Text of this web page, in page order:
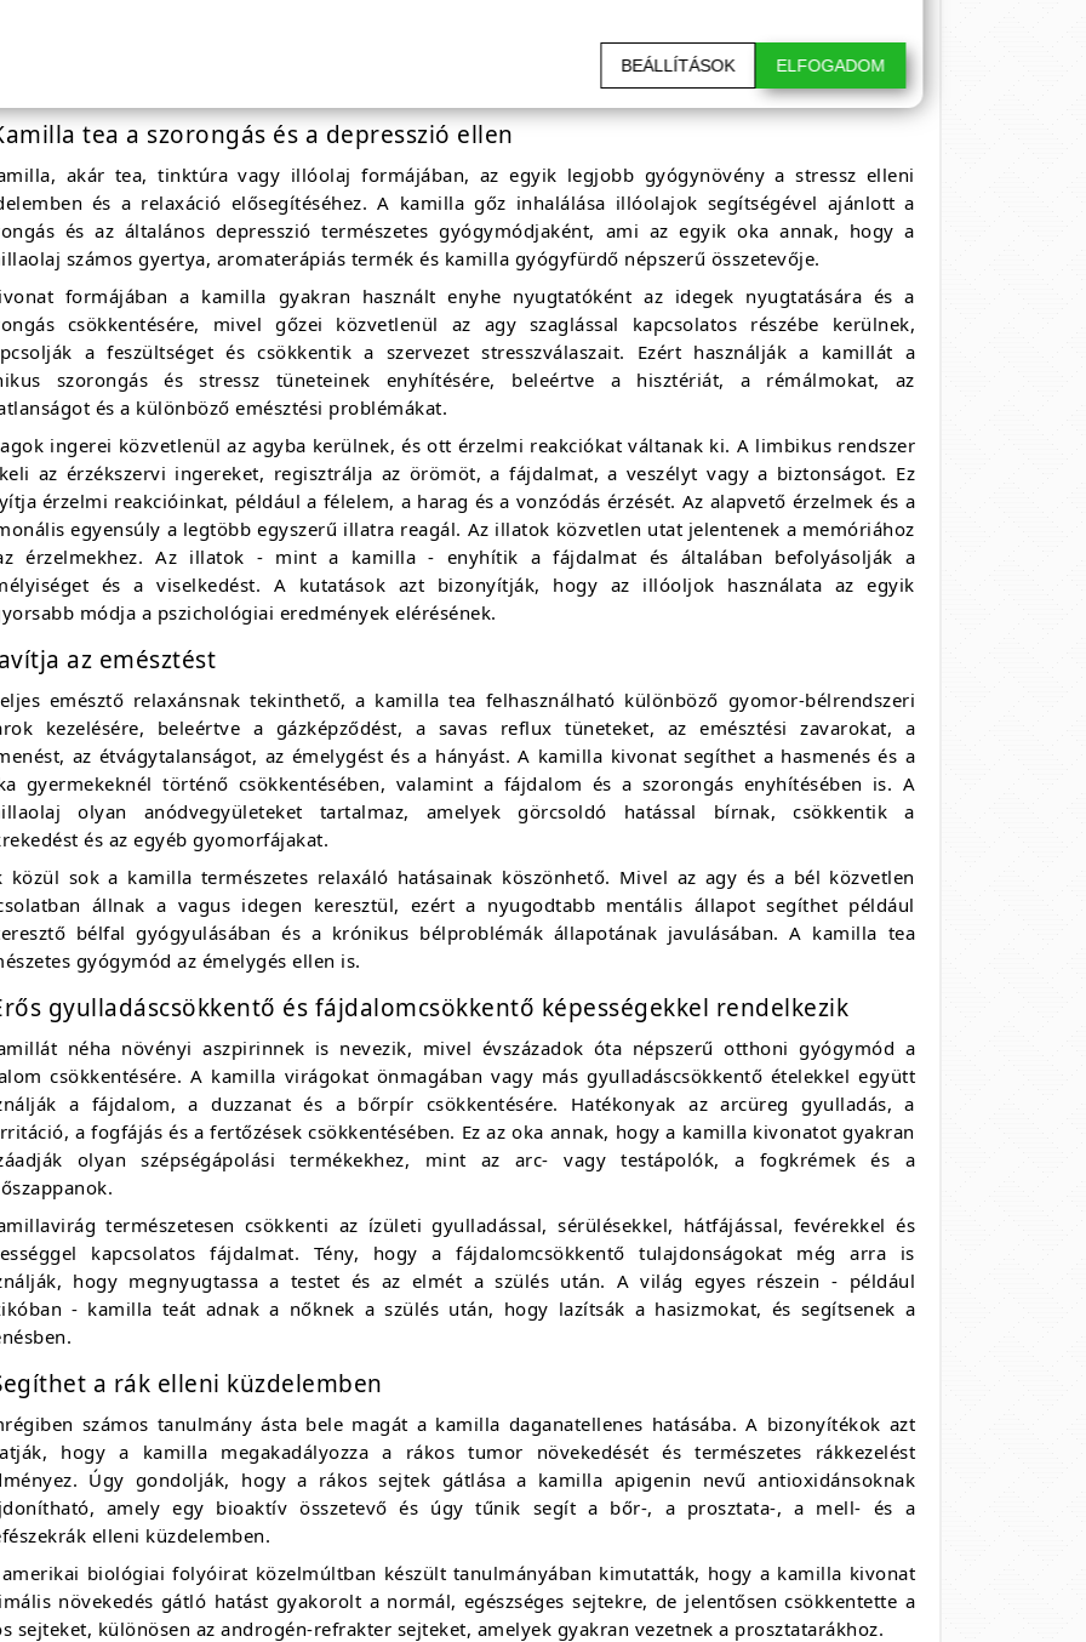
járnak, a hangulati ingadozások alacsonyabb számával, csökkent fájdalommal és
és egészségesebb bőrrel, hajjal, körmökkel, fogakkal és szemekkel.
tea a szorongás és a depresszió ellen
akár tea, tinktúra vagy illóolaj formájában, az egyik legjobb gyógynövény a stressz elleni
és a relaxáció elősegítéséhez. A kamilla gőz inhalálása illóolajok segítségével ajánlott a
és az általános depresszió természetes gyógymódjaként, ami az egyik oka annak, hogy a
számos gyertya, aromaterápiás termék és kamilla gyógyfürdő népszerű összetevője.
formájában a kamilla gyakran használt enyhe nyugtatóként az idegek nyugtatására és a
csökkentésére, mivel gőzei közvetlenül az agy szaglással kapcsolatos részébe kerülnek,
a feszültséget és csökkentik a szervezet stresszválaszait. Ezért használják a kamillát a
szorongás és stressz tüneteinek enyhítésére, beleértve a hisztériát, a rémálmokat, az
és a különböző emésztési problémákat.
ingerei közvetlenül az agyba kerülnek, és ott érzelmi reakciókat váltanak ki. A limbikus rendszer
az érzékszervi ingereket, regisztrálja az örömöt, a fájdalmat, a veszélyt vagy a biztonságot. Ez
érzelmi reakcióinkat, például a félelem, a harag és a vonzódás érzését. Az alapvető érzelmek és a
egyensúly a legtöbb egyszerű illatra reagál. Az illatok közvetlen utat jelentenek a memóriához
érzelmekhez. Az illatok - mint a kamilla - enyhítik a fájdalmat és általában befolyásolják a
és a viselkedést. A kutatások azt bizonyítják, hogy az illóoljok használata az egyik
módja a pszichológiai eredmények elérésének.
az emésztést
emésztő relaxánsnak tekinthető, a kamilla tea felhasználható különböző gyomor-bélrendszeri
kezelésére, beleértve a gázképződést, a savas reflux tüneteket, az emésztési zavarokat, a
az étvágytalanságot, az émelygést és a hányást. A kamilla kivonat segíthet a hasmenés és a
gyermekeknél történő csökkentésében, valamint a fájdalom és a szorongás enyhítésében is. A
olyan anódvegyületeket tartalmaz, amelyek görcsoldó hatással bírnak, csökkentik a
és az egyéb gyomorfájakat.
közül sok a kamilla természetes relaxáló hatásainak köszönhető. Mivel az agy és a bél közvetlen
állnak a vagus idegen keresztül, ezért a nyugodtabb mentális állapot segíthet például
bélfal gyógyulásában és a krónikus bélproblémák állapotának javulásában. A kamilla tea
gyógymód az émelygés ellen is.
gyulladáscsökkentő és fájdalomcsökkentő képességekkel rendelkezik
néha növényi aszpirinnek is nevezik, mivel évszázadok óta népszerű otthoni gyógymód a
csökkentésére. A kamilla virágokat önmagában vagy más gyulladáscsökkentő ételekkel együtt
a fájdalom, a duzzanat és a bőrpír csökkentésére. Hatékonyak az arcüreg gyulladás, a
a fogfájás és a fertőzések csökkentésében. Ez az oka annak, hogy a kamilla kivonatot gyakran
olyan szépségápolási termékekhez, mint az arc- vagy testápolók, a fogkrémek és a
természetesen csökkenti az ízületi gyulladással, sérülésekkel, hátfájással, fevérekkel és
kapcsolatos fájdalmat. Tény, hogy a fájdalomcsökkentő tulajdonságokat még arra is
hogy megnyugtassa a testet és az elmét a szülés után. A világ egyes részein - például
- kamilla teát adnak a nőknek a szülés után, hogy lazítsák a hasizmokat, és segítsenek a
a rák elleni küzdelemben
számos tanulmány ásta bele magát a kamilla daganatellenes hatásába. A bizonyítékok azt
hogy a kamilla megakadályozza a rákos tumor növekedését és természetes rákkezelést
Úgy gondolják, hogy a rákos sejtek gátlása a kamilla apigenin nevű antioxidánsoknak
amely egy bioaktív összetevő és úgy tűnik segít a bőr-, a prosztata-, a mell- és a
elleni küzdelemben.
amerikai biológiai folyóirat közelmúltban készült tanulmányában kimutatták, hogy a kamilla kivonat
növekedés gátló hatást gyakorolt a normál, egészséges sejtekre, de jelentősen csökkentette a
sejteket, különösen az androgén-refrakter sejteket, amelyek gyakran vezetnek a prosztatarákhoz.
BEÁLLÍTÁSOK ELFOGADOM